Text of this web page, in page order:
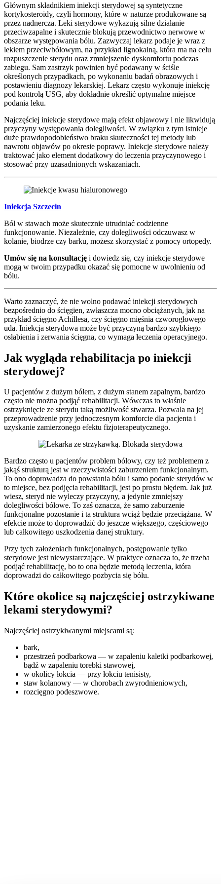
Głównym składnikiem iniekcji sterydowej są syntetyczne
kortykosteroidy, czyli hormony, które w naturze produkowane są
przez nadnercza. Leki sterydowe wykazują silne działanie
przeciwzapalne i skutecznie blokują przewodnictwo nerwowe w
obszarze występowania bólu. Zazwyczaj lekarz podaje je wraz z
lekiem przeciwbólowym, na przykład lignokainą, która ma na celu
rozpuszczenie sterydu oraz zmniejszenie dyskomfortu podczas
zabiegu. Sam zastrzyk powinien być podawany w ściśle
określonych przypadkach, po wykonaniu badań obrazowych i
postawieniu diagnozy lekarskiej. Lekarz często wykonuje iniekcję
pod kontrolą USG, aby dokładnie określić optymalne miejsce
podania leku.
Najczęściej iniekcje sterydowe mają efekt objawowy i nie likwidują
przyczyny występowania dolegliwości. W związku z tym istnieje
duże prawdopodobieństwo braku skuteczności tej metody lub
nawrotu objawów po okresie poprawy. Iniekcje sterydowe należy
traktować jako element dodatkowy do leczenia przyczynowego i
stosować przy uzasadnionych wskazaniach.
Iniekcja Szczecin
Ból w stawach może skutecznie utrudniać codzienne
funkcjonowanie. Niezależnie, czy dolegliwości odczuwasz w
kolanie, biodrze czy barku, możesz skorzystać z pomocy ortopedy.
Umów się na konsultację i dowiedz się, czy iniekcje sterydowe
mogą w twoim przypadku okazać się pomocne w uwolnieniu od
bólu.
Warto zaznaczyć, że nie wolno podawać iniekcji sterydowych
bezpośrednio do ścięgien, zwłaszcza mocno obciążanych, jak na
przykład ścięgno Achillesa, czy ścięgno mięśnia czworogłowego
uda. Iniekcja sterydowa może być przyczyną bardzo szybkiego
osłabienia i zerwania ścięgna, co wymaga leczenia operacyjnego.
Jak wygląda rehabilitacja po iniekcji
sterydowej?
U pacjentów z dużym bólem, z dużym stanem zapalnym, bardzo
często nie można podjąć rehabilitacji. Wówczas to właśnie
ostrzyknięcie ze sterydu taką możliwość stwarza. Pozwala na jej
przeprowadzenie przy jednoczesnym komforcie dla pacjenta i
uzyskanie zamierzonego efektu fizjoterapeutycznego.
Bardzo często u pacjentów problem bólowy, czy też problemem z
jakąś strukturą jest w rzeczywistości zaburzeniem funkcjonalnym.
To ono doprowadza do powstania bólu i samo podanie sterydów w
to miejsce, bez podjęcia rehabilitacji, jest po prostu błędem. Jak już
wiesz, steryd nie wyleczy przyczyny, a jedynie zmniejszy
dolegliwości bólowe. To zaś oznacza, że samo zaburzenie
funkcjonalne pozostanie i ta struktura wciąż będzie przeciążana. W
efekcie może to doprowadzić do jeszcze większego, częściowego
lub całkowitego uszkodzenia danej struktury.
Przy tych założeniach funkcjonalnych, postępowanie tylko
sterydowe jest niewystarczające. W praktyce oznacza to, że trzeba
podjąć rehabilitację, bo to ona będzie metodą leczenia, która
doprowadzi do całkowitego pozbycia się bólu.
Które okolice są najczęściej ostrzykiwane
lekami sterydowymi?
Najczęściej ostrzykiwanymi miejscami są:
bark,
przestrzeń podbarkowa — w zapaleniu kaletki podbarkowej,
bądź w zapaleniu torebki stawowej,
w okolicy łokcia — przy łokciu tenisisty,
staw kolanowy — w chorobach zwyrodnieniowych,
rozcięgno podeszwowe.